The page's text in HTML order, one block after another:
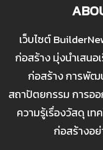
เว็บไซต์
ก่อสร้าง มุ่งนำเสนอ
ก่อสร้าง การพั
สถาปัตยกรรม การอ
ความรู้เรื่องวัสดุ เท
ก่อสร้างอ